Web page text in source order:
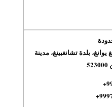
بلدة تشانغبينغ، مدينة